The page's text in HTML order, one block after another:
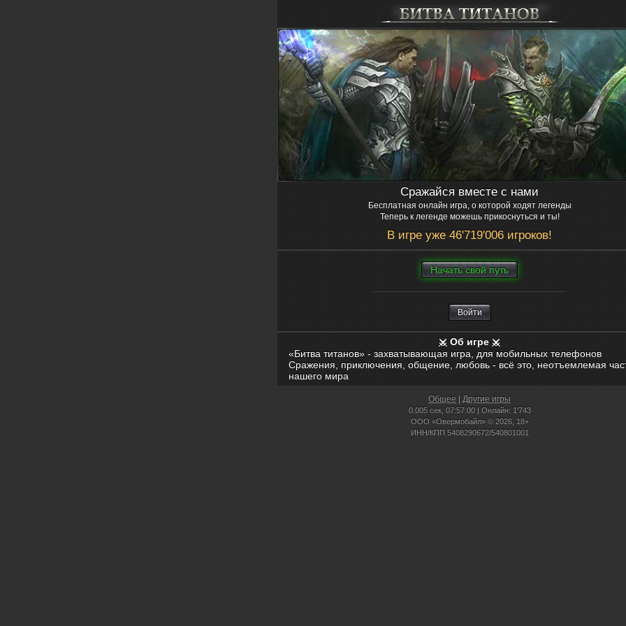
Сражайся вместе с нами
Бесплатная онлайн игра, о которой ходят легенды
Теперь к легенде можешь прикоснуться и ты!
В игре уже 46'719'006 игроков!
Нaчaть свой путь
Войти
Об игре
«Битва титанов» - захватывающая игра, для мобильных телефонов
Сражения, приключения, общение, любовь - всё это, неотъемлемая
нашего мира
Общее Другие игры
0.005 сек, 07:57:00 | Онлайн: 1'743
ООО «Овермобайл» © 2026, 18+
ИНН/КПП 5408290672/540801001